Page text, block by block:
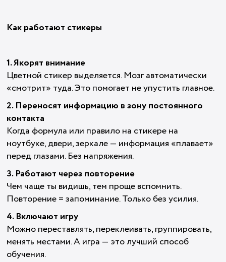
Как работают стикеры
1. Якорят внимание
Цветной стикер выделяется. Мозг автоматически
«смотрит» туда. Это помогает не упустить главное.
2. Переносят информацию в зону постоянного
контакта
Когда формула или правило на стикере на
ноутбуке, двери, зеркале — информация «плавает»
перед глазами. Без напряжения.
3. Работают через повторение
Чем чаще ты видишь, тем проще вспомнить.
Повторение = запоминание. Только без усилия.
4. Включают игру
Можно переставлять, переклеивать, группировать,
менять местами. А игра — это лучший способ
обучения.